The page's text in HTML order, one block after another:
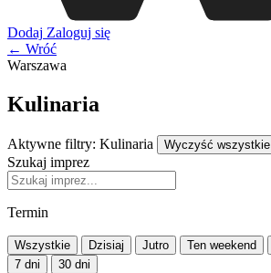
Dodaj Zaloguj się
← Wróć
Warszawa
Kulinaria
Aktywne filtry: Kulinaria Wyczyść wszystkie
Szukaj imprez
Termin
Wszystkie Dzisiaj Jutro Ten weekend
7 dni
30 dni